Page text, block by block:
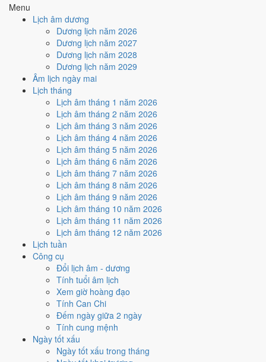
Menu
Lịch âm dương
Dương lịch năm 2026
Dương lịch năm 2027
Dương lịch năm 2028
Dương lịch năm 2029
Âm lịch ngày mai
Lịch tháng
Lịch âm tháng 1 năm 2026
Lịch âm tháng 2 năm 2026
Lịch âm tháng 3 năm 2026
Lịch âm tháng 4 năm 2026
Lịch âm tháng 5 năm 2026
Lịch âm tháng 6 năm 2026
Lịch âm tháng 7 năm 2026
Lịch âm tháng 8 năm 2026
Lịch âm tháng 9 năm 2026
Lịch âm tháng 10 năm 2026
Lịch âm tháng 11 năm 2026
Lịch âm tháng 12 năm 2026
Lịch tuần
Công cụ
Đổi lịch âm - dương
Tính tuổi âm lịch
Xem giờ hoàng đạo
Tính Can Chi
Đếm ngày giữa 2 ngày
Tính cung mệnh
Ngày tốt xấu
Ngày tốt xấu trong tháng
Nạp Âm
Khe Thủy
với cặp can chi Giáp Dần và Ất Mão.
Mộc Mão
(chính
cung)
Tuổi Mão hợp Thái Tuế. Tuổi xung Thái Tuế
cần lễ giải đầu năm.
Màu hợp
Xanh lá
Đen/Xanh
dương
Kích hoạt vận khí, dùng cho trang phục, vật
182 /183
ngày
Một tiêu chí thành phần, xét riêng bộ sao ngày.
Xem cơ chế ở bàisao Hoàng Đạo
Đạo.
Luận giải ngũ hành, Thái Tuế và màu hợp ở trên là quan niệm dân
gian. Nguồn tham chiếu:Tam Mệnh Thông Hội
Phương Thư. Dùng để tham khảo khi chọn thời điểm, không phải kết
luận khoa học.
Vận 9 Cửu Tử Ly Hỏa ảnh hưởng
gì tới năm 2035?
Vận 9 lấy hànhHỏa
Can Ất hành Mộc. So với hành Vận thì
Theo Huyền Không, đây là năm thuận để khởi sự và mở rộng.
Cửu Tử Ly Hỏa
Vận 9 · Hạ Nguyên · 2024 - 2043